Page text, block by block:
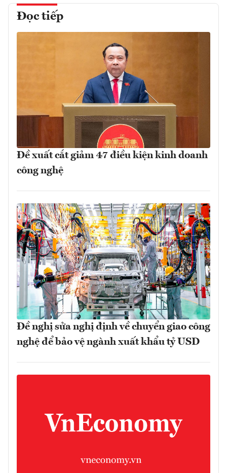
Đọc tiếp
Đề xuất cắt giảm 47 điều kiện kinh doanh
công nghệ
Đề nghị sửa nghị định về chuyển giao công
nghệ để bảo vệ ngành xuất khẩu tỷ USD